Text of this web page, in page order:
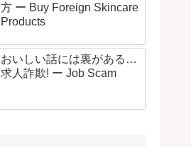
方 ー Buy Foreign Skincare
Products
おいしい話には裏がある…
求人詐欺! ー Job Scam